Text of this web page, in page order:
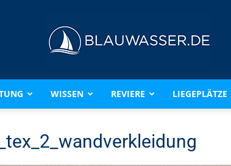
BLAUWASSER.DE
WISSEN REVIERE LIEGEPLÄTZE